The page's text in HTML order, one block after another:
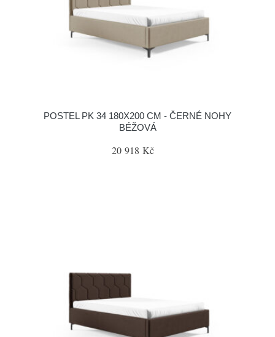
POSTEL PK 34 180X200 CM - ČERNÉ NOHY
BÉŽOVÁ
20 918 Kč